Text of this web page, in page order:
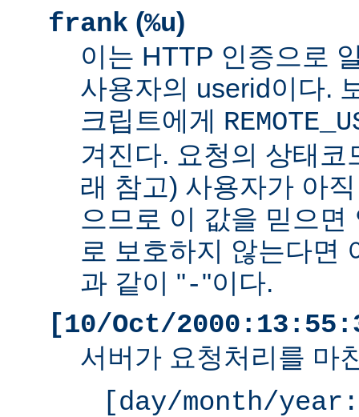
frank (%u)
이는 HTTP 인증으로
사용자의 userid이다.
크립트에게
겨진다. 요청의 상태코
래 참고) 사용자가 아
으므로 이 값을 믿으면
로 보호하지 않는다면
과 같이 "-"이다.
[10/Oct/
서버가 요청처리를 마
[day/month/